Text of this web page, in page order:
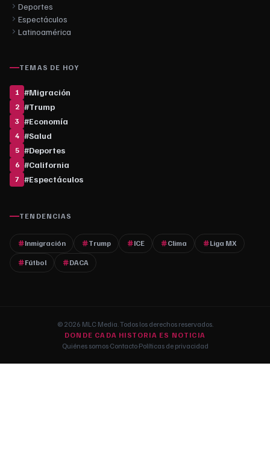
Deportes
Espectáculos
Latinoamérica
TEMAS DE HOY
1 #Migración
2 #Trump
3 #Economía
4 #Salud
5 #Deportes
6 #California
7 #Espectáculos
TENDENCIAS
Inmigración Trump ICE Clima Liga MX
Fútbol DACA
© 2026 MLC Media. Todos los derechos reservados.
DONDE CADA HISTORIA ES NOTICIA
Quiénes somos·Contacto·Políticas de privacidad